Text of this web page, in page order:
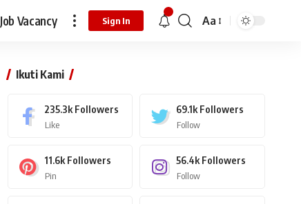
Job Vacancy Sign In Aa
Ikuti Kami
235.3k Followers
Like
69.1k Followers
Follow
11.6k Followers
Pin
56.4k Followers
Follow